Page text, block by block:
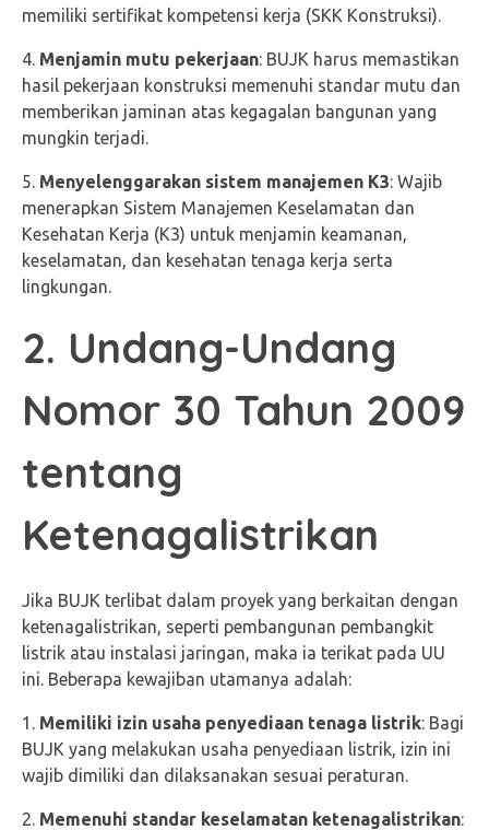
memiliki sertifikat kompetensi kerja (SKK Konstruksi).
Menjamin mutu pekerjaan: BUJK harus memastikan
hasil pekerjaan konstruksi memenuhi standar mutu dan
memberikan jaminan atas kegagalan bangunan yang
mungkin terjadi.
Menyelenggarakan sistem manajemen K3: Wajib
menerapkan Sistem Manajemen Keselamatan dan
Kesehatan Kerja (K3) untuk menjamin keamanan,
keselamatan, dan kesehatan tenaga kerja serta
lingkungan.
2. Undang-Undang
Nomor 30 Tahun 2009
tentang
Ketenagalistrikan
Jika BUJK terlibat dalam proyek yang berkaitan dengan
ketenagalistrikan, seperti pembangunan pembangkit
listrik atau instalasi jaringan, maka ia terikat pada UU
ini. Beberapa kewajiban utamanya adalah:
Memiliki izin usaha penyediaan tenaga listrik: Bagi
BUJK yang melakukan usaha penyediaan listrik, izin ini
wajib dimiliki dan dilaksanakan sesuai peraturan.
Memenuhi standar keselamatan ketenagalistrikan: